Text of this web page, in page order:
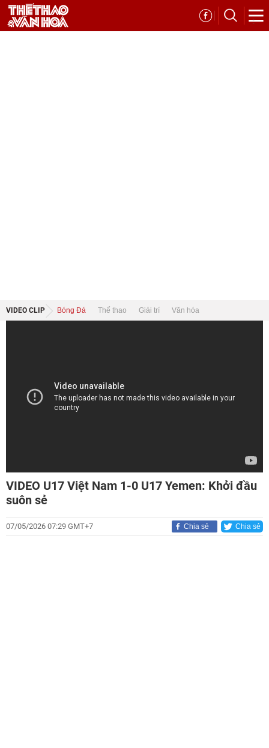
VIDEO CLIP Bóng Đá Thể thao Giải trí Văn hóa
VIDEO U17 Việt Nam 1-0 U17 Yemen: Khởi đầu
suôn sẻ
07/05/2026 07:29 GMT+7 Chia sẻ Chia sẻ